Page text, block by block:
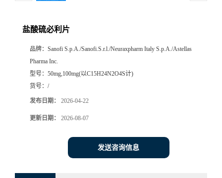
盐酸硫必利片
品牌： Sanofi S.p.A./Sanofi.S.r.l./Neuraxpharm Italy S.p.A./Astellas
Pharma Inc.
型号： 50mg,100mg(以C15H24N2O4S计)
货号： /
发布日期： 2026-04-22
更新日期： 2026-08-07
发送咨询信息